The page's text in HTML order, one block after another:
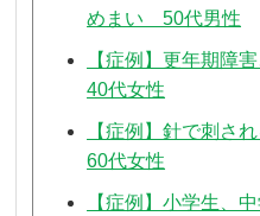
めまい 50代男性
【症例】更年期障
40代女性
【症例】針で刺さ
60代女性
【症例】小学生、